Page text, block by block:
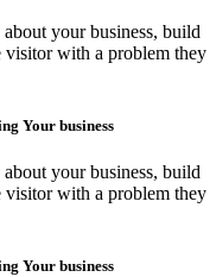
your business, build
visitor with a problem they
Your business
your business, build
visitor with a problem they
Your business